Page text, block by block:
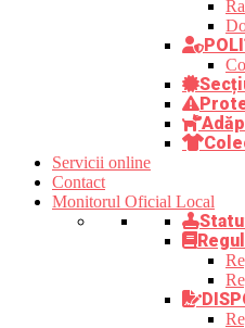
Servicii online
Contact
Monitorul Oficial Local